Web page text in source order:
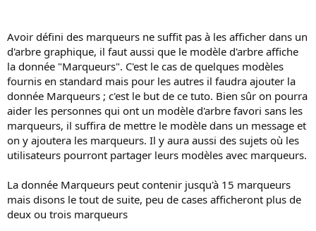
Avoir défini des marqueurs ne suffit pas à les afficher dans un
d'arbre graphique, il faut aussi que le modèle d'arbre affiche
la donnée "Marqueurs". C'est le cas de quelques modèles
fournis en standard mais pour les autres il faudra ajouter la
donnée Marqueurs ; c'est le but de ce tuto. Bien sûr on pourra
aider les personnes qui ont un modèle d'arbre favori sans les
marqueurs, il suffira de mettre le modèle dans un message et
on y ajoutera les marqueurs. Il y aura aussi des sujets où les
utilisateurs pourront partager leurs modèles avec marqueurs.
La donnée Marqueurs peut contenir jusqu'à 15 marqueurs
mais disons le tout de suite, peu de cases afficheront plus de
deux ou trois marqueurs